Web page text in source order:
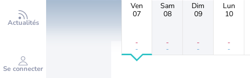
Actualités
Se connecter
Ven
07
-
-
Sam
08
-
-
Dim
09
-
-
Lun
10
-
-